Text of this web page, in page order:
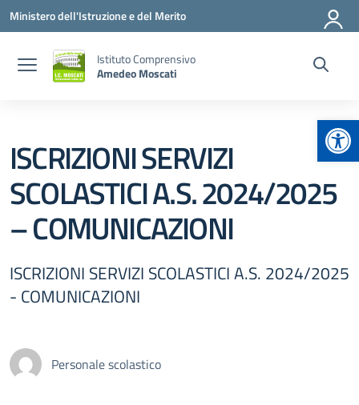
Vai ai contenuti
Vai al menu di navigazione
Vai al footer
Ministero dell'Istruzione e del Merito
Istituto Comprensivo
Amedeo Moscati
ISCRIZIONI SERVIZI
SCOLASTICI A.S. 2024/2025
– COMUNICAZIONI
ISCRIZIONI SERVIZI SCOLASTICI A.S. 2024/2025
- COMUNICAZIONI
Personale scolastico